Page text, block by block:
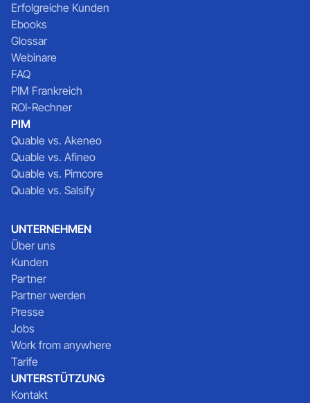
Erfolgreiche Kunden
Ebooks
Glossar
Webinare
FAQ
PIM Frankreich
ROI-Rechner
PIM
Quable vs. Akeneo
Quable vs. Afineo
Quable vs. Pimcore
Quable vs. Salsify
UNTERNEHMEN
Über uns
Kunden
Partner
Partner werden
Presse
Jobs
Work from anywhere
Tarife
UNTERSTÜTZUNG
Kontakt